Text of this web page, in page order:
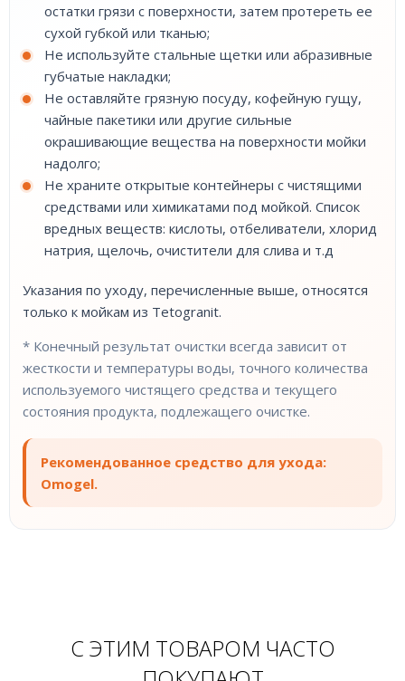
остатки грязи с поверхности, затем протереть ее
сухой губкой или тканью;
Не используйте стальные щетки или абразивные
губчатые накладки;
Не оставляйте грязную посуду, кофейную гущу,
чайные пакетики или другие сильные
окрашивающие вещества на поверхности мойки
надолго;
Не храните открытые контейнеры с чистящими
средствами или химикатами под мойкой. Список
вредных веществ: кислоты, отбеливатели, хлорид
натрия, щелочь, очистители для слива и т.д
Указания по уходу, перечисленные выше, относятся
только к мойкам из Tetogranit.
* Конечный результат очистки всегда зависит от
жесткости и температуры воды, точного количества
используемого чистящего средства и текущего
состояния продукта, подлежащего очистке.
Рекомендованное средство для ухода:
Omogel.
С ЭТИМ ТОВАРОМ ЧАСТО